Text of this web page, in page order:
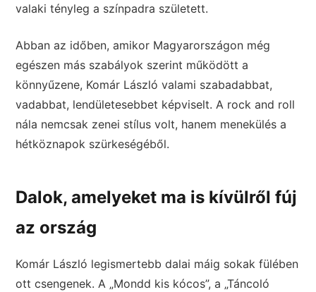
valaki tényleg a színpadra született.
Abban az időben, amikor Magyarországon még
egészen más szabályok szerint működött a
könnyűzene, Komár László valami szabadabbat,
vadabbat, lendületesebbet képviselt. A rock and roll
nála nemcsak zenei stílus volt, hanem menekülés a
hétköznapok szürkeségéből.
Dalok, amelyeket ma is kívülről fúj
az ország
Komár László legismertebb dalai máig sokak fülében
ott csengenek. A „Mondd kis kócos”, a „Táncoló